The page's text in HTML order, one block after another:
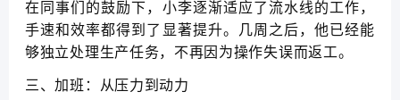
在同事们的鼓励下，小李逐渐适应了流水线的工作，
手速和效率都得到了显著提升。几周之后，他已经能
够独立处理生产任务，不再因为操作失误而返工。
三、加班：从压力到动力